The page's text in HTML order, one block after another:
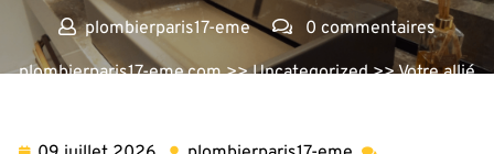
plombierparis17-eme
0 commentaires
plombierparis17-eme.com>>Uncategorized>> Votre allié